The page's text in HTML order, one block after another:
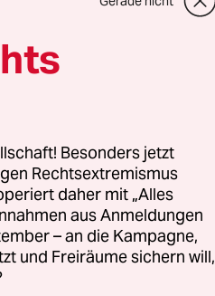
–
–
Besonders jetzt
Rechtsextremismus
daher mit „Alles
aus Anmeldungen
– an die Kampagne,
und Freiräume sichern will,